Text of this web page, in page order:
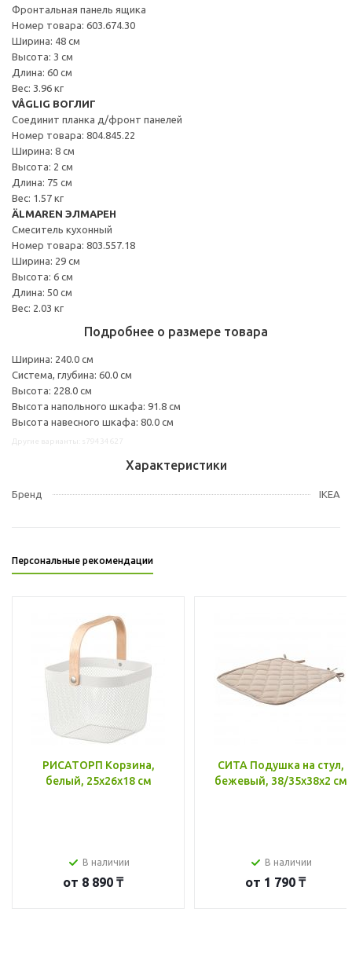
Фронтальная панель ящика
Номер товара: 603.674.30
Ширина: 48 см
Высота: 3 см
Длина: 60 см
Вес: 3.96 кг
VÅGLIG ВОГЛИГ
Соединит планка д/фронт панелей
Номер товара: 804.845.22
Ширина: 8 см
Высота: 2 см
Длина: 75 см
Вес: 1.57 кг
ÄLMAREN ЭЛМАРЕН
Смеситель кухонный
Номер товара: 803.557.18
Ширина: 29 см
Высота: 6 см
Длина: 50 см
Вес: 2.03 кг
Подробнее о размере товара
Ширина: 240.0 см
Система, глубина: 60.0 см
Высота: 228.0 см
Высота напольного шкафа: 91.8 см
Высота навесного шкафа: 80.0 см
Характеристики
Бренд IKEA
Персональные рекомендации
РИСАТОРП Корзина,
белый, 25x26x18 см
В наличии
от 8 890 ₸
СИТА Подушка на стул,
бежевый, 38/35x38x2 см
В наличии
от 1 790 ₸